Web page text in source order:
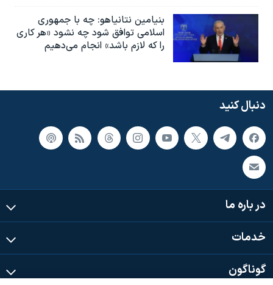
بنیامین نتانیاهو: چه با جمهوری
اسلامی توافق شود چه نشود «هر کاری
را که لازم باشد» انجام می‌دهیم
دنبال کنید
در باره ما
خدمات
گوناگون